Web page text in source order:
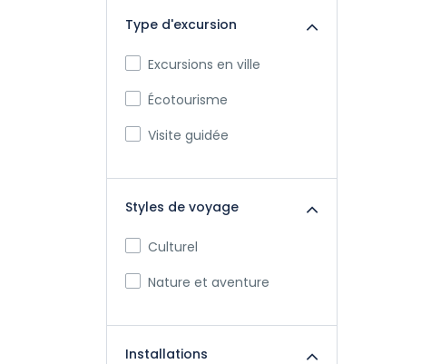
Type d'excursion
Excursions en ville
Écotourisme
Visite guidée
Styles de voyage
Culturel
Nature et aventure
Installations